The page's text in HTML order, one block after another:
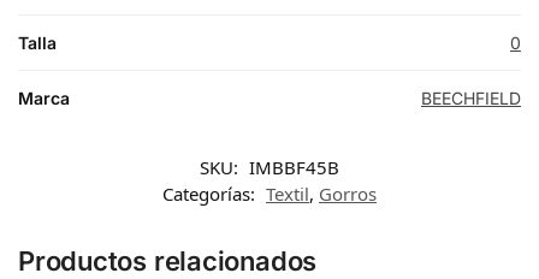
Talla 0
Marca BEECHFIELD
SKU: IMBBF45B
Categorías: Textil, Gorros
Productos relacionados